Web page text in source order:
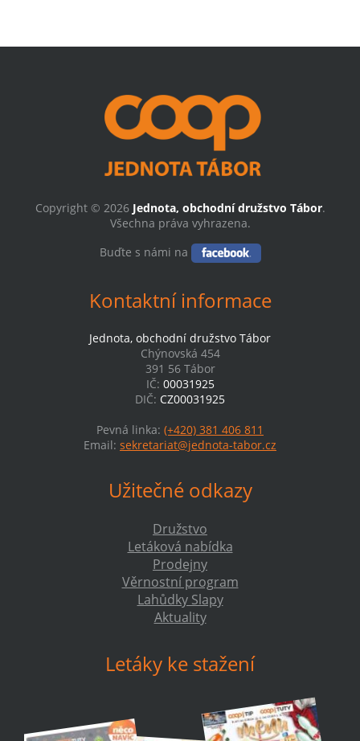
Copyright © 2026 Jednota, obchodní družstvo Tábor.
Všechna práva vyhrazena.
Buďte s námi na
Kontaktní informace
Jednota, obchodní družstvo Tábor
Chýnovská 454
391 56 Tábor
IČ: 00031925
DIČ: CZ00031925
Pevná linka: (+420) 381 406 811
Email: sekretariat@jednota-tabor.cz
Užitečné odkazy
Družstvo
Letáková nabídka
Prodejny
Věrnostní program
Lahůdky Slapy
Aktuality
Letáky ke stažení